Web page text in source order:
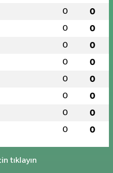
0 0
0 0
0 0
0 0
0 0
0 0
0 0
0 0
tıklayın